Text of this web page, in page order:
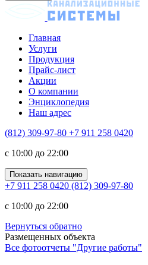
Главная
Услуги
Продукция
Прайс-лист
Акции
О компании
Энциклопедия
Наш адрес
(812) 309-97-80 +7 911 258 0420
c 10:00 до 22:00
Показать навигацию
+7 911 258 0420 (812) 309-97-80
c 10:00 до 22:00
Вернуться обратно
Размещенных объекта
Все фотоотчеты "Другие работы"